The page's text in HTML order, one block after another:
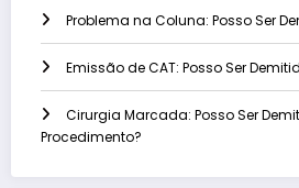
Problema na Coluna: Posso Ser
Emissão de CAT: Posso Ser
Cirurgia Marcada: Posso Ser
Procedimento?